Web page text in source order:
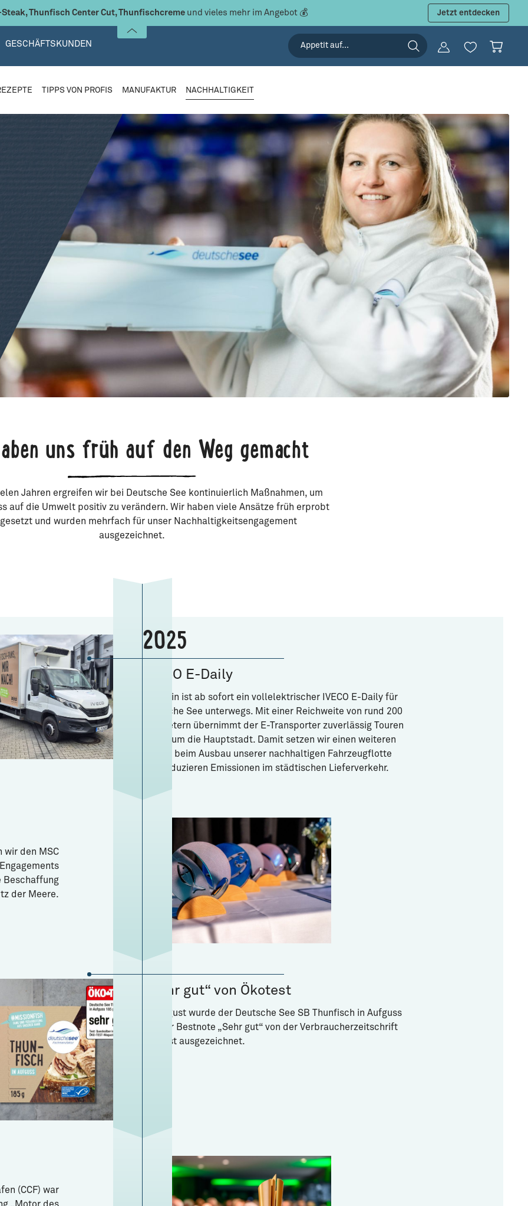
Thunfisch Center Cut, Thunfischcreme und vieles mehr im Angebot 💰 Jetzt entdecken
GESCHÄFTSKUNDEN
TIPPS VON PROFIS MANUFAKTUR NACHHALTIGKEIT
uns früh auf den Weg gemacht
Jahren ergreifen wir bei Deutsche See kontinuierlich Maßnahmen, um
auf die Umwelt positiv zu verändern. Wir haben viele Ansätze früh erprobt
und wurden mehrfach für unser Nachhaltigkeitsengagement
ausgezeichnet.
2025
IVECO E-Daily
In Berlin ist ab sofort ein vollelektrischer IVECO E-Daily für
Deutsche See unterwegs. Mit einer Reichweite von rund 200
Kilometern übernimmt der E-Transporter zuverlässig Touren
in und um die Hauptstadt. Damit setzen wir einen weiteren
Schritt beim Ausbau unserer nachhaltigen Fahrzeugflotte
und reduzieren Emissionen im städtischen Lieferverkehr.
wir den MSC
Beschaffung
der Meere.
„Sehr gut“ von Ökotest
Im August wurde der Deutsche See SB Thunfisch in Aufguss
mit der Bestnote „Sehr gut“ von der Verbraucherzeitschrift
Ökotest ausgezeichnet.
(CCF) war